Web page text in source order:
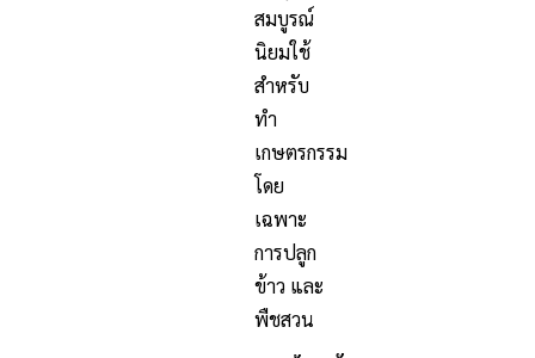
สมบูรณ์
นิยมใช้
สำหรับ
ทำ
เกษตรกรรม
โดย
เฉพาะ
การปลูก
ข้าว และ
พืชสวน